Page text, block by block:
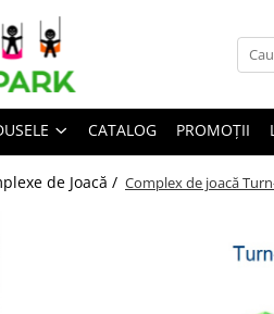
și grădină)
CATALOG PROMOȚII
de Joacă / Complex de joacă